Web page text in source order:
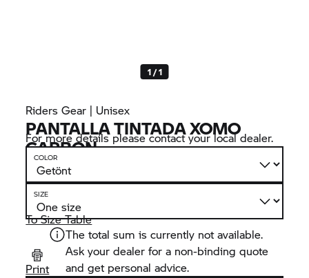
1 / 1
Riders Gear | Unisex
PANTALLA TINTADA XOMO
CARBON
For more details please contact your local dealer.
COLOR
SIZE
To Size Table
Print
The total sum is currently not available.
Ask your dealer for a non-binding quote
and get personal advice.